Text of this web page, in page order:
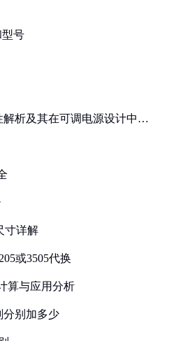
号
解析及其在可调电源设计中的
寸详解
或3505代换
算与应用分析
分别加多少